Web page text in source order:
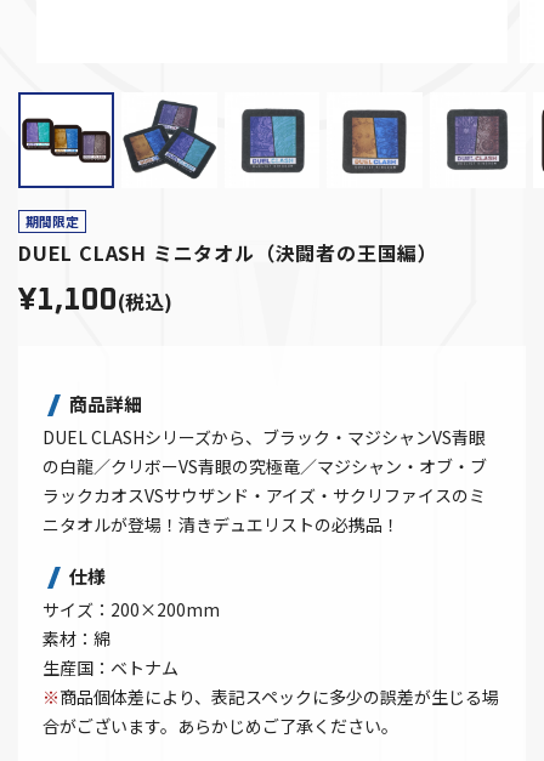
期間限定
DUEL CLASH ミニタオル（決闘者の王国編）
¥1,100(税込)
商品詳細
DUEL CLASHシリーズから、ブラック・マジシャンVS青眼
の白龍／クリボーVS青眼の究極竜／マジシャン・オブ・ブ
ラックカオスVSサウザンド・アイズ・サクリファイスのミ
ニタオルが登場！清きデュエリストの必携品！
仕様
サイズ：200×200mm
素材：綿
生産国：ベトナム
※商品個体差により、表記スペックに多少の誤差が生じる場
合がございます。あらかじめご了承ください。